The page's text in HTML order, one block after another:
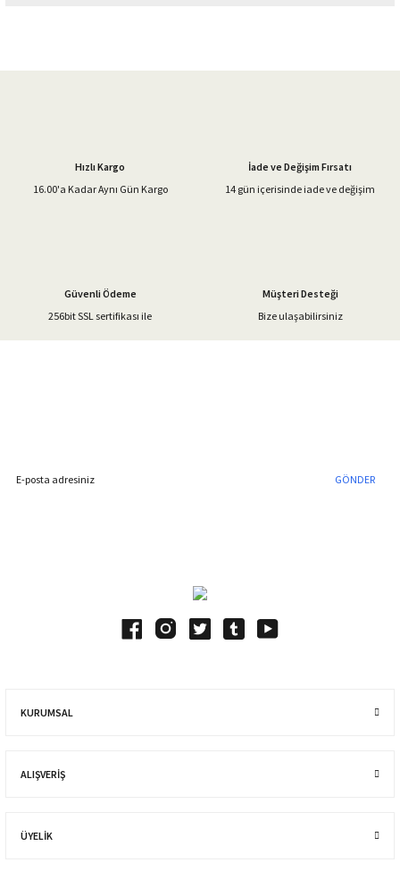
Ürün bilgilerinde hatalar bulunuyor.
Gönder
Hızlı Kargo
16.00'a Kadar Aynı Gün Kargo
İade ve Değişim Fırsatı
14 gün içerisinde iade ve değişim
Güvenli Ödeme
256bit SSL sertifikası ile
Müşteri Desteği
Bize ulaşabilirsiniz
GÖNDER
KURUMSAL
ALIŞVERIŞ
ÜYELİK